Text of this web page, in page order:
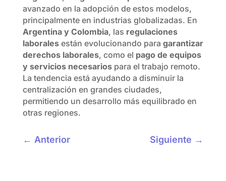
avanzado en la adopción de estos modelos,
principalmente en industrias globalizadas. En
Argentina y Colombia, las regulaciones
laboralesestán evolucionando para garantizar
derechos laborales, como el pago de equipos
y servicios necesarios para el trabajo remoto.
La tendencia está ayudando a disminuir la
centralización en grandes ciudades,
permitiendo un desarrollo más equilibrado en
otras regiones.
← Anterior Siguiente →